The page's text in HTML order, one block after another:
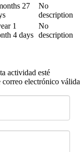
27
No
description
1
4 days
No
description
actividad esté
electrónico válida